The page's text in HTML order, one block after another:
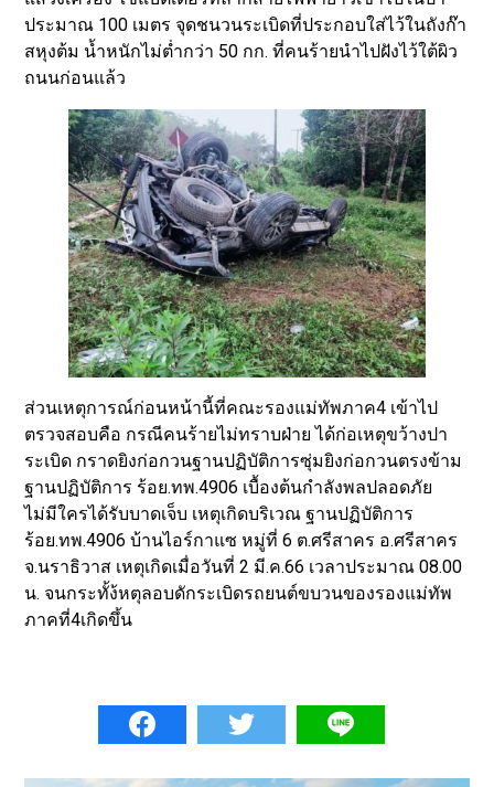
ประมาณ 100 เมตร จุดชนวนระเบิดที่ประกอบใส่ไว้ในถังก๊า
สหุงต้ม น้ำหนักไม่ต่ำกว่า 50 กก. ที่คนร้ายนำไปฝังไว้ใต้ผิว
ถนนก่อนแล้ว
ส่วนเหตุการณ์ก่อนหน้านี้ที่คณะรองแม่ทัพภาค4 เข้าไป
ตรวจสอบคือ กรณีคนร้ายไม่ทราบฝ่าย ได้ก่อเหตุขว้างปา
ระเบิด กราดยิงก่อกวนฐานปฏิบัติการซุ่มยิงก่อกวนตรงข้าม
ฐานปฏิบัติการ ร้อย.ทพ.4906 เบื้องต้นกำลังพลปลอดภัย
ไม่มีใครได้รับบาดเจ็บ เหตุเกิดบริเวณ ฐานปฏิบัติการ
ร้อย.ทพ.4906 บ้านไอร์กาแซ หมู่ที่ 6 ต.ศรีสาคร อ.ศรีสาคร
จ.นราธิวาส เหตุเกิดเมื่อวันที่ 2 มี.ค.66 เวลาประมาณ 08.00
น. จนกระทั้ง้หตุลอบดักระเบิดรถยนต์ขบวนของรองแม่ทัพ
ภาคที่4เกิดขึ้น